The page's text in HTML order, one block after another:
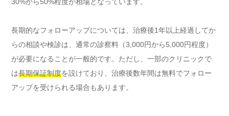
長期的なフォローアップについては、治療後1年以上経過してか
らの相談や検診は、通常の診察料（3,000円から5,000円程度）
が必要になることが一般的です。ただし、一部のクリニックで
は長期保証制度を設けており、治療後数年間は無料でフォロー
アップを受けられる場合もあります。